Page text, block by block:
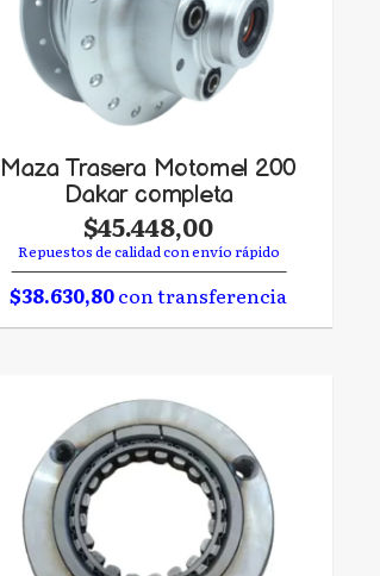
Maza Trasera Motomel 200
Dakar completa
$45.448,00
Repuestos de calidad con envío rápido
$38.630,80con transferencia